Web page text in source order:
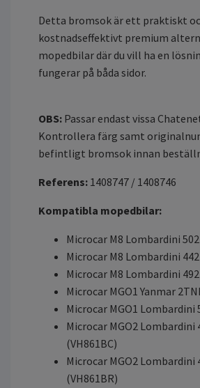
Detta bromsok är ett praktiskt
kostnadseffektivt premium
mopedbilar där du vill ha en
fungerar på båda sidor.
OBS: Passar endast vissa
Kontrollera färg samt
befintligt bromsok innan
Referens: 1408747 / 1408746
Kompatibla mopedbilar:
Microcar M8 Lombardini
Microcar M8 Lombardini 442
Microcar M8 Lombardini 492
Microcar MGO1 Yanmar
Microcar MGO1 Lombardini
Microcar MGO2 Lombardini
(VH861BC)
Microcar MGO2 Lombardini
(VH861BR)